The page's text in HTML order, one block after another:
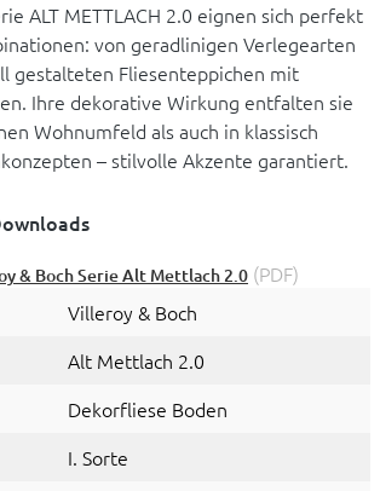
ALT METTLACH 2.0 eignen sich perfekt
von geradlinigen Verlegearten
gestalteten Fliesenteppichen mit
Ihre dekorative Wirkung entfalten sie
Wohnumfeld als auch in klassisch
– stilvolle Akzente garantiert.
& Boch Serie Alt Mettlach 2.0 (PDF)
Villeroy & Boch
Alt Mettlach 2.0
Dekorfliese Boden
I. Sorte